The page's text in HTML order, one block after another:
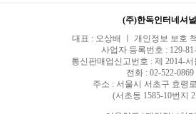
(주)한독인터네셔널
대표 : 오상배 ㅣ 개인정보 보호
사업자 등록번호 : 129-
통신판매업신고번호 : 제 2014-서
전화 : 02-522-0869
주소 : 서울시 서초구 효령
(서초동 1585-10번지